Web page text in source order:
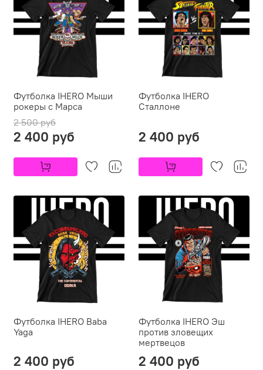
Футболка IHERO Мыши
рокеры с Марса
2 500 руб
2 400 руб
Футболка IHERO
Сталлоне
2 400 руб
Футболка IHERO Baba
Yaga
2 400 руб
Футболка IHERO Эш
против зловещих
мертвецов
2 400 руб